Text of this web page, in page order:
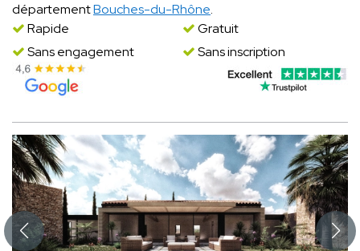
départementBouches-du-Rhône.
Rapide
Gratuit
Sans engagement
Sans inscription